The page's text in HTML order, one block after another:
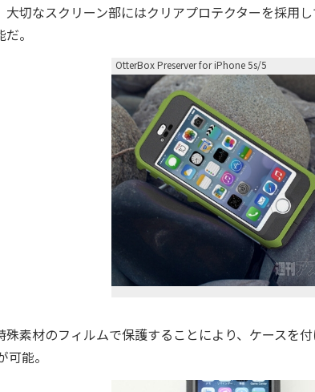
大切なスクリーン部にはクリアプロテクターを採用
。
OtterBox Preserver for iPhone 5s/5
素材のフィルムで保護することにより、ケースを
能。